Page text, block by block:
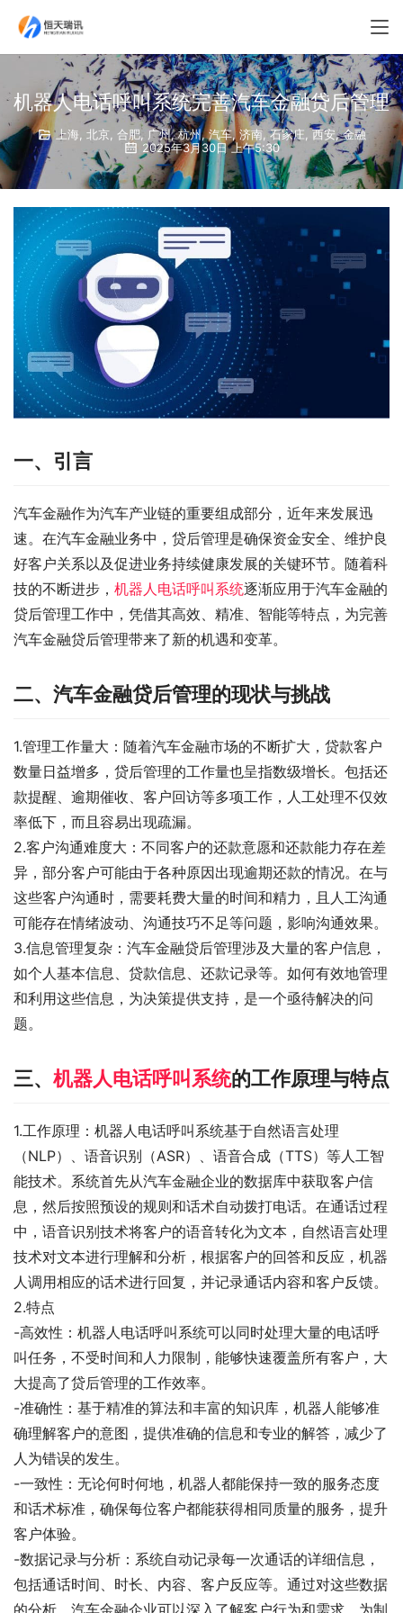
机器人电话呼叫系统完善汽车金融贷后管理
上海 北京, 合肥, 广州,杭州,汽车, 济南,石家庄 ,西安,金融
2025年3月30日 上午5:30
一、引言
汽车金融作为汽车产业链的重要组成部分，近年来发展迅
速。在汽车金融业务中，贷后管理是确保资金安全、维护良
好客户关系以及促进业务持续健康发展的关键环节。随着科
技的不断进步， 机器人电话呼叫系统逐渐应用于汽车金融的
贷后管理工作中，凭借其高效、精准、智能等特点，为完善
汽车金融贷后管理带来了新的机遇和变革。
二、汽车金融贷后管理的现状与挑战
1.管理工作量大：随着汽车金融市场的不断扩大，贷款客户
数量日益增多，贷后管理的工作量也呈指数级增长。包括还
款提醒、逾期催收、客户回访等多项工作，人工处理不仅效
率低下，而且容易出现疏漏。
2.客户沟通难度大：不同客户的还款意愿和还款能力存在差
异，部分客户可能由于各种原因出现逾期还款的情况。在与
这些客户沟通时，需要耗费大量的时间和精力，且人工沟通
可能存在情绪波动、沟通技巧不足等问题，影响沟通效果。
3.信息管理复杂：汽车金融贷后管理涉及大量的客户信息，
如个人基本信息、贷款信息、还款记录等。如何有效地管理
和利用这些信息，为决策提供支持，是一个亟待解决的问
题。
三、 机器人电话呼叫系统的工作原理与特点
1.工作原理：机器人电话呼叫系统基于自然语言处理
（NLP）、语音识别（ASR）、语音合成（TTS）等人工智
能技术。系统首先从汽车金融企业的数据库中获取客户信
息，然后按照预设的规则和话术自动拨打电话。在通话过程
中，语音识别技术将客户的语音转化为文本，自然语言处理
技术对文本进行理解和分析，根据客户的回答和反应，机器
人调用相应的话术进行回复，并记录通话内容和客户反馈。
2.特点
-高效性：机器人电话呼叫系统可以同时处理大量的电话呼
叫任务，不受时间和人力限制，能够快速覆盖所有客户，大
大提高了贷后管理的工作效率。
-准确性：基于精准的算法和丰富的知识库，机器人能够准
确理解客户的意图，提供准确的信息和专业的解答，减少了
人为错误的发生。
-一致性：无论何时何地，机器人都能保持一致的服务态度
和话术标准，确保每位客户都能获得相同质量的服务，提升
客户体验。
-数据记录与分析：系统自动记录每一次通话的详细信息，
包括通话时间、时长、内容、客户反应等。通过对这些数据